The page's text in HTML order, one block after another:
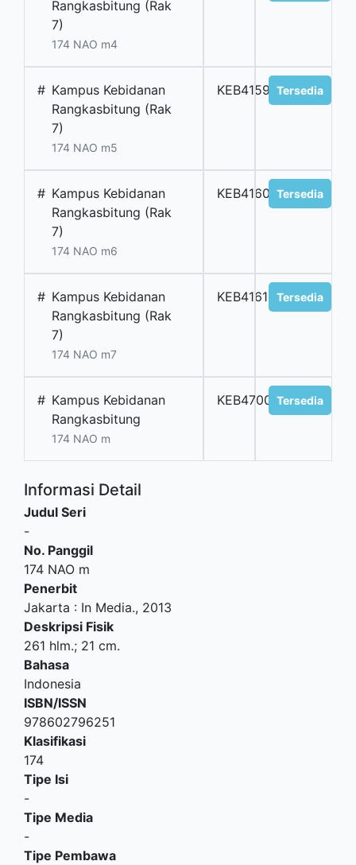
Rangkasbitung (Rak
7)
174 NAO m4
# Kampus Kebidanan
Rangkasbitung (Rak
7)
174 NAO m5
KEB4159 Tersedia
# Kampus Kebidanan
Rangkasbitung (Rak
7)
174 NAO m6
KEB4160 Tersedia
# Kampus Kebidanan
Rangkasbitung (Rak
7)
174 NAO m7
KEB4161 Tersedia
# Kampus Kebidanan
Rangkasbitung
174 NAO m
KEB4700 Tersedia
Informasi Detail
Judul Seri
-
No. Panggil
174 NAO m
Penerbit
Jakarta : In Media., 2013
Deskripsi Fisik
261 hlm.; 21 cm.
Bahasa
Indonesia
ISBN/ISSN
978602796251
Klasifikasi
174
Tipe Isi
-
Tipe Media
-
Tipe Pembawa